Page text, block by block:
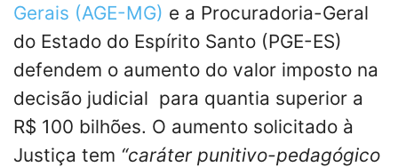
Gerais (AGE-MG) e a Procuradoria-Geral
do Estado do Espírito Santo (PGE-ES)
defendem o aumento do valor imposto na
decisão judicial para quantia superior a
R$ 100 bilhões. O aumento solicitado à
Justiça tem “caráter punitivo-pedagógico